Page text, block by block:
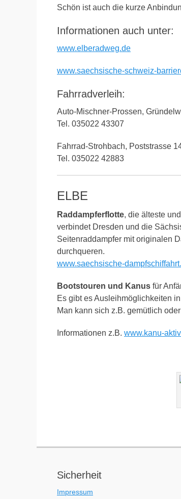
Schön ist auch die kurze
Informationen auch unter:
www.elberadweg.de
www.saechsische-schweiz-
Fahrradverleih:
Auto-Mischner-Prossen,
Tel. 035022 43307
Fahrrad-Strohbach, Poststrasse
Tel. 035022 42883
ELBE
Raddampferflotte, die älteste
verbindet Dresden und die
Seitenraddampfer mit originalen
durchqueren.
www.saechsische-
Bootstouren und Kanus für
Es gibt es Ausleihmöglichkeiten
Man kann sich z.B. gemütlich
Informationen z.B. www.kanu-
Sicherheit
Impressum